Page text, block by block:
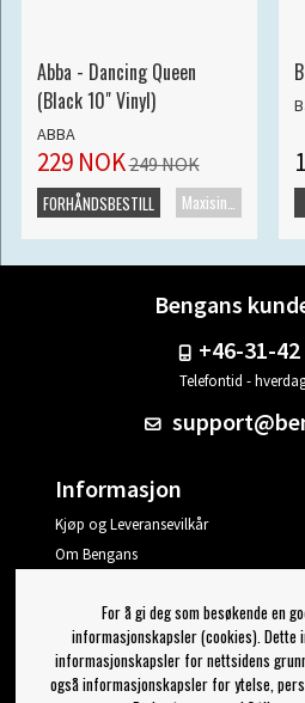
Abba - Dancing Queen
(Black 10" Vinyl)
ABBA
229 NOK249 NOK
Maxisingel
FORHÅNDSBESTILL
Bengans
+46-31-42
Telefontid -
Informasjon
Kjøp og Leveransevilkår
Om Bengans
Jeg vil ha tips
For å gi deg som besøkende en
informasjonskapsler (cookies). Dette
informasjonskapsler for nettsidens
også informasjonskapsler for ytelse,